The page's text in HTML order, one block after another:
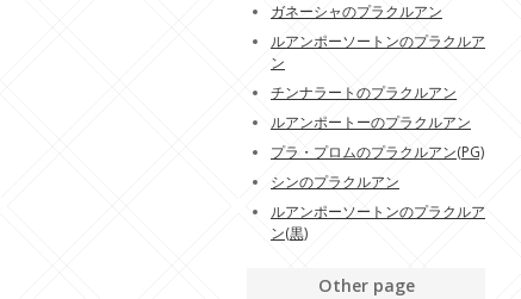
ガネーシャのプラクルアン
ルアンポーソートンのプラクルア
ン
チンナラートのプラクルアン
ルアンポートーのプラクルアン
プラ・プロムのプラクルアン(PG)
シンのプラクルアン
ルアンポーソートンのプラクルア
ン(黒)
Other page